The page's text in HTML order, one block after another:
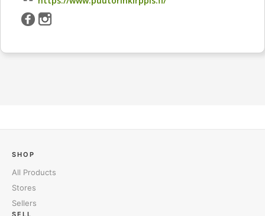
SHOP
All Products
Stores
Sellers